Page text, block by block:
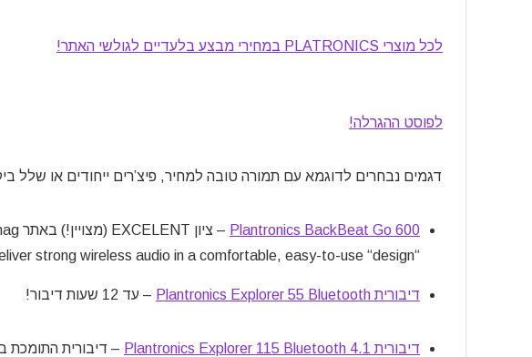
לכל מוצרי PLATRONICS במחירי מבצע בלעדיים לגולשי האתר!
לפוסט ההגרלה!
דגמים נבחרים לדוגמא עם תמורה טובה למחיר, פיצ’רים ייחודים או שלל
Plantronics BackBeat Go 600 – ציון EXCELENT (מצויין!) באתר PCmag!
“The headphones deliver strong wireless audio in a comfortable, easy-to-use “design
דיבורית Plantronics Explorer 55 Bluetooth – עד 12 שעות דיבור!
דיבורית Plantronics Explorer 115 Bluetooth 4.1